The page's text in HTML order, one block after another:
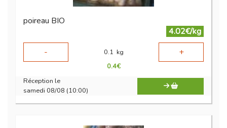
poireau BIO
4.02€/kg
-
0.1 kg +
0.4€
Réception le
samedi 08/08 (10:00)